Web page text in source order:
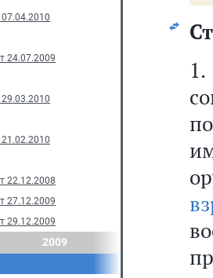
24.07.2009
22.12.2008
27.12.2009
29.12.2009
2009